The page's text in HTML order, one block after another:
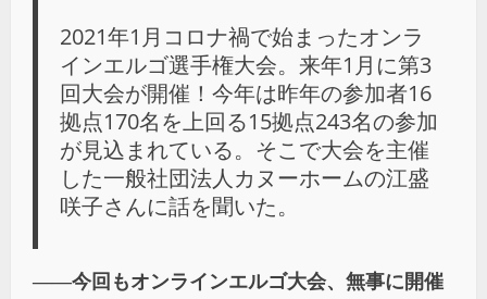
2021年1月コロナ禍で始まったオンラ
インエルゴ選手権大会。来年1月に第3
回大会が開催！今年は昨年の参加者16
拠点170名を上回る15拠点243名の参加
が見込まれている。そこで大会を主催
した一般社団法人カヌーホームの江盛
咲子さんに話を聞いた。
――今回もオンラインエルゴ大会、無事に開催